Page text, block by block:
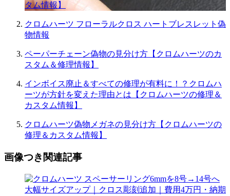
タム情報】
クロムハーツ フローラルクロス ハートブレスレット偽
物情報
ペーパーチェーン偽物の見分け方【クロムハーツのカ
スタム＆修理情報】
インボイス廃止＆すべての修理が有料に！？クロムハ
ーツが方針を変えた理由とは【クロムハーツの修理＆
カスタム情報】
クロムハーツ偽物メガネの見分け方【クロムハーツの
修理＆カスタム情報】
画像つき関連記事